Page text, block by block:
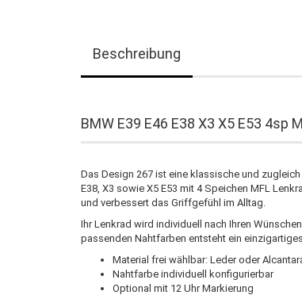
Beschreibung
BMW E39 E46 E38 X3 X5 E53 4sp
Das Design 267 ist eine klassische und
E38, X3 sowie X5 E53 mit 4 Speichen MFL
und verbessert das Griffgefühl im Alltag.
Ihr Lenkrad wird individuell nach Ihren
passenden Nahtfarben entsteht ein
Material frei wählbar: Leder oder
Nahtfarbe individuell konfigurierbar
Optional mit 12 Uhr Markierung